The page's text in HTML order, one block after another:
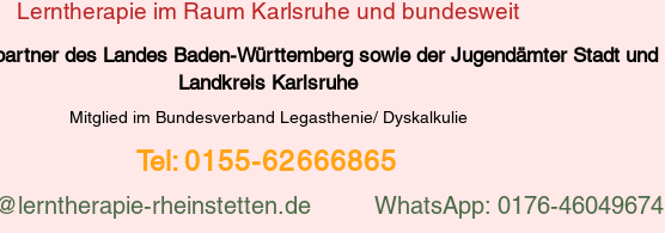
Lerntherapie im Raum Karlsruhe und bundesweit
des Landes Baden-Württemberg sowie der Jugendämter Stadt und
Landkreis Karlsruhe
Mitglied im Bundesverband Legasthenie/ Dyskalkulie
Tel:0155-62666865
rheinstetten.de WhatsApp: 0176-46049674